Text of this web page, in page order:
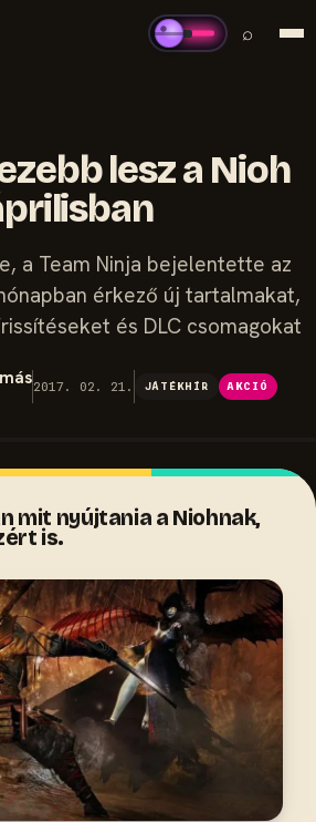
⌕
lesz a Nioh
a Team Ninja bejelentette az
érkező új tartalmakat,
és DLC csomagokat
2017. 02. 21. JÁTÉKHÍR AKCIÓ
mit nyújtania a Niohnak,
is.